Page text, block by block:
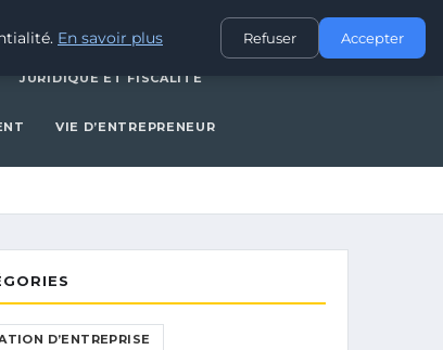
JURIDIQUE ET FISCALITÉ
JURIDIQUE ET FISCALITÉ
VIE D’ENTREPRENEUR
D’ENTREPRISE
En savoir plus Refuser Accepter